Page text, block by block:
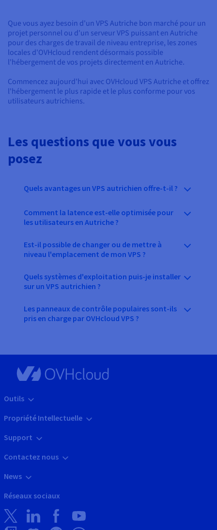
Que vous ayez besoin d'un VPS Autriche bon marché pour un
projet personnel ou d'un serveur VPS puissant en Autriche
pour des charges de travail de niveau entreprise, les zones
locales d'OVHcloud rendent désormais possible
l'hébergement de vos projets directement en Autriche.
Commencez aujourd'hui avec OVHcloud VPS Autriche et offrez
l'hébergement le plus rapide et le plus conforme pour vos
utilisateurs autrichiens.
Les questions que vous vous
posez
Quels avantages un VPS autrichien offre-t-il ?
Comment la latence est-elle optimisée pour
les utilisateurs en Autriche ?
Est-il possible de changer ou de mettre à
niveau l'emplacement de mon VPS ?
Quels systèmes d'exploitation puis-je installer
sur un VPS autrichien ?
Les panneaux de contrôle populaires sont-ils
pris en charge par OVHcloud VPS ?
Outils
Propriété Intellectuelle
Support
Contactez nous
News
Réseaux sociaux